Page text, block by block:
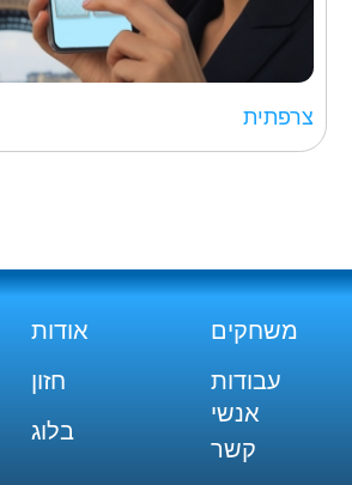
צרפתית
אודות
משחקים
חזון
עבודות
בלוג
אנשי
קשר